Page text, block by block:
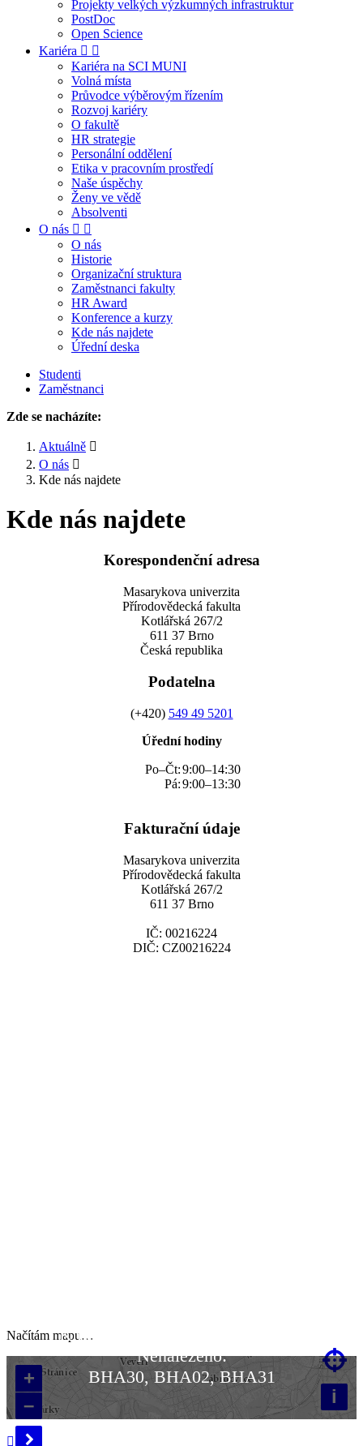
Projekty velkých výzkumných infrastruktur
PostDoc
Open Science
Kariéra
Kariéra na SCI MUNI
Volná místa
Průvodce výběrovým řízením
Rozvoj kariéry
O fakultě
HR strategie
Personální oddělení
Etika v pracovním prostředí
Naše úspěchy
Ženy ve vědě
Absolventi
O nás
O nás
Historie
Organizační struktura
Zaměstnanci fakulty
HR Award
Konference a kurzy
Kde nás najdete
Úřední deska
Studenti
Zaměstnanci
Zde se nacházíte:
Aktuálně
O nás
Kde nás najdete
Kde nás najdete
Korespondenční adresa
Masarykova univerzita
Přírodovědecká fakulta
Kotlářská 267/2
611 37 Brno
Česká republika
Podatelna
(+420) 549 49 5201
Úřední hodiny
Po–Čt:
Pá:
9:00–14:30
9:00–13:30
Fakturační údaje
Masarykova univerzita
Přírodovědecká fakulta
Kotlářská 267/2
611 37 Brno
IČ: 00216224
DIČ: CZ00216224
Načítám mapu…
+
–
i


Klikněte na mapu pro její aktivaci
Nenalezeno:
BHA30, BHA02, BHA31